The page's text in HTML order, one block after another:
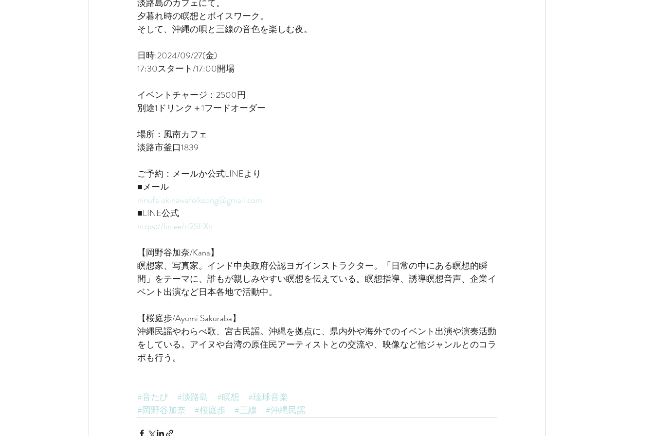
淡路島のカフェにて。
夕暮れ時の瞑想とボイスワーク。
そして、沖縄の唄と三線の音色を楽しむ夜。
日時:2024/09/27(金)
17:30スタート/17:00開場
イベントチャージ：2500円
別途1ドリンク＋1フードオーダー
場所：風南カフェ
淡路市釜口1839
ご予約：メールか公式LINEより
■メール
ninufa.okinawafolksong@gmail.com
■LINE公式
https://lin.ee/rl2SFXh
【岡野谷加奈/Kana】
瞑想家、写真家。インド中央政府公認ヨガインストラクター。「日常の中にある瞑想的瞬
間」をテーマに、誰もが親しみやすい瞑想を伝えている。瞑想指導、誘導瞑想音声、企業イ
ベント出演など日本各地で活動中。
【桜庭歩/Ayumi Sakuraba】
沖縄民謡やわらべ歌、宮古民謡。沖縄を拠点に、県内外や海外でのイベント出演や演奏活動
をしている。アイヌや台湾の原住民アーティストとの交流や、映像など他ジャンルとのコラ
ボも行う。
#音たび #淡路島 #瞑想
#琉球音楽
#岡野谷加奈
#桜庭歩 #三線 #沖縄民謡